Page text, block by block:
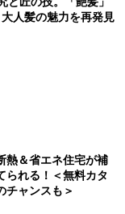
人髪の魅力を再発見
熱＆省エネ住宅が補
られる！＜無料カタ
チャンスも＞